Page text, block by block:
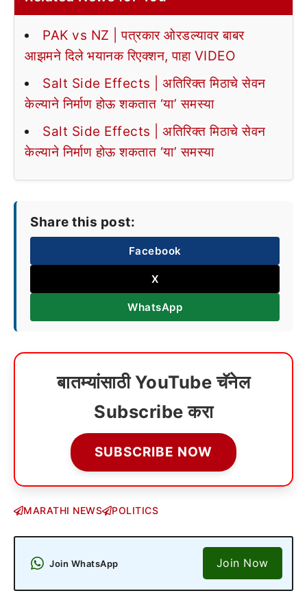
PAK vs NZ | पत्रकार ओरडल्यावर बाबर
आझमने दिले भयानक रिएक्शन, पाहा VIDEO
Salt Side Effects | अतिरिक्त मिठाचे सेवन
केल्याने निर्माण होऊ शकतात ‘या’ समस्या
Salt Side Effects | अतिरिक्त मिठाचे सेवन
केल्याने निर्माण होऊ शकतात ‘या’ समस्या
Share this post:
Facebook
X
WhatsApp
बातम्यांसाठी YouTube चॅनेल
Subscribe करा
SUBSCRIBE NOW
MARATHI NEWS POLITICS
Join WhatsApp Join Now